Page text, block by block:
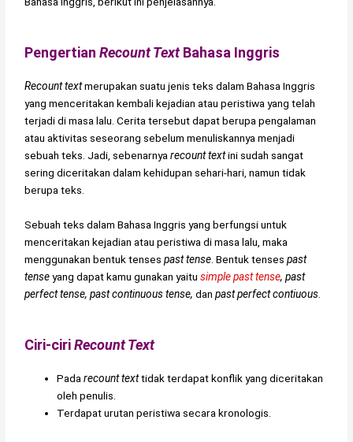
PengertianRecount TextBahasa Inggris
Recount textmerupakan suatu jenis teks dalam Bahasa Inggris
yang menceritakan kembali kejadian atau peristiwa yang telah
terjadi di masa lalu. Cerita tersebut dapat berupa pengalaman
atau aktivitas seseorang sebelum menuliskannya menjadi
sebuah teks. Jadi, sebenarnyarecount textini sudah sangat
sering diceritakan dalam kehidupan sehari-hari, namun tidak
berupa teks.
Sebuah teks dalam Bahasa Inggris yang berfungsi untuk
menceritakan kejadian atau peristiwa di masa lalu, maka
menggunakan bentuk tensespast tense . Bentuk tensespast
tenseyang dapat kamu gunakan yaitusimple past tense, past
perfect tense, past continuous tense, danpast perfect contiuous
Ciri-ciriRecount Text
Padarecount texttidak terdapat konflik yang diceritakan
oleh penulis.
Terdapat urutan peristiwa secara kronologis.